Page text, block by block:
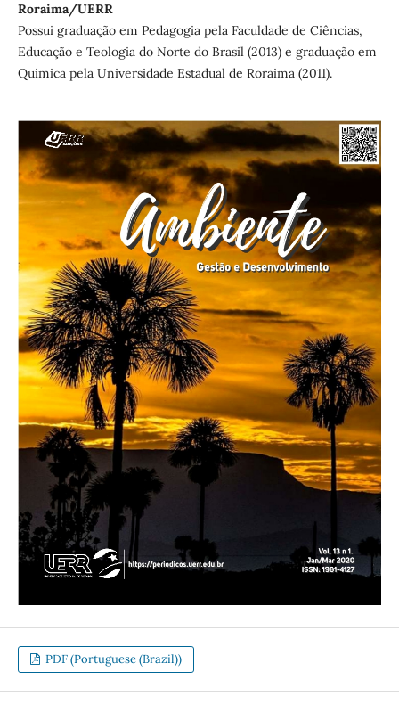
Roraima/UERR
Possui graduação em Pedagogia pela Faculdade de Ciências,
Educação e Teologia do Norte do Brasil (2013) e graduação em
Quimica pela Universidade Estadual de Roraima (2011).
PDF (Portuguese (Brazil))